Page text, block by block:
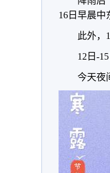
16日早晨
此外，
12日-
今天夜